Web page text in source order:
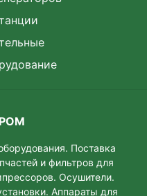
Поставка
и фильтров для
Осушители.
Аппараты для